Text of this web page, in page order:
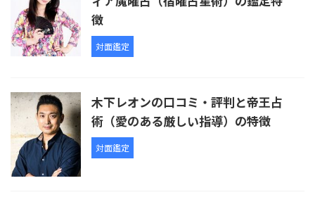
徴
対面鑑定
木下レオンの口コミ・評判と帝王占
術（愛のある厳しい指導）の特徴
対面鑑定